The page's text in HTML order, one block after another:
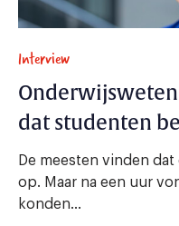
Interview
dat studenten
De meesten vinden
op. Maar na een uur
konden...